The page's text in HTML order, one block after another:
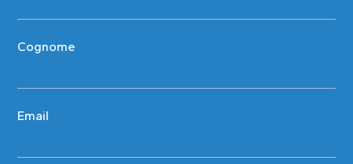
Cognome
Email